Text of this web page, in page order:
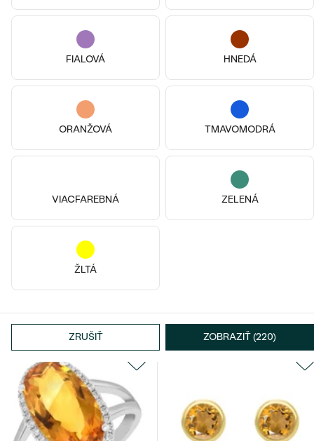
FIALOVÁ HNEDÁ
ORANŽOVÁ TMAVOMODRÁ
VIACFAREBNÁ ZELENÁ
ŽLTÁ
ZRUŠIŤ ZOBRAZIŤ (220)
Blíženci Heli
€ 139 SKLADOM